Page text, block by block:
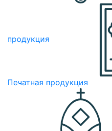
продукция
Печатная продукция